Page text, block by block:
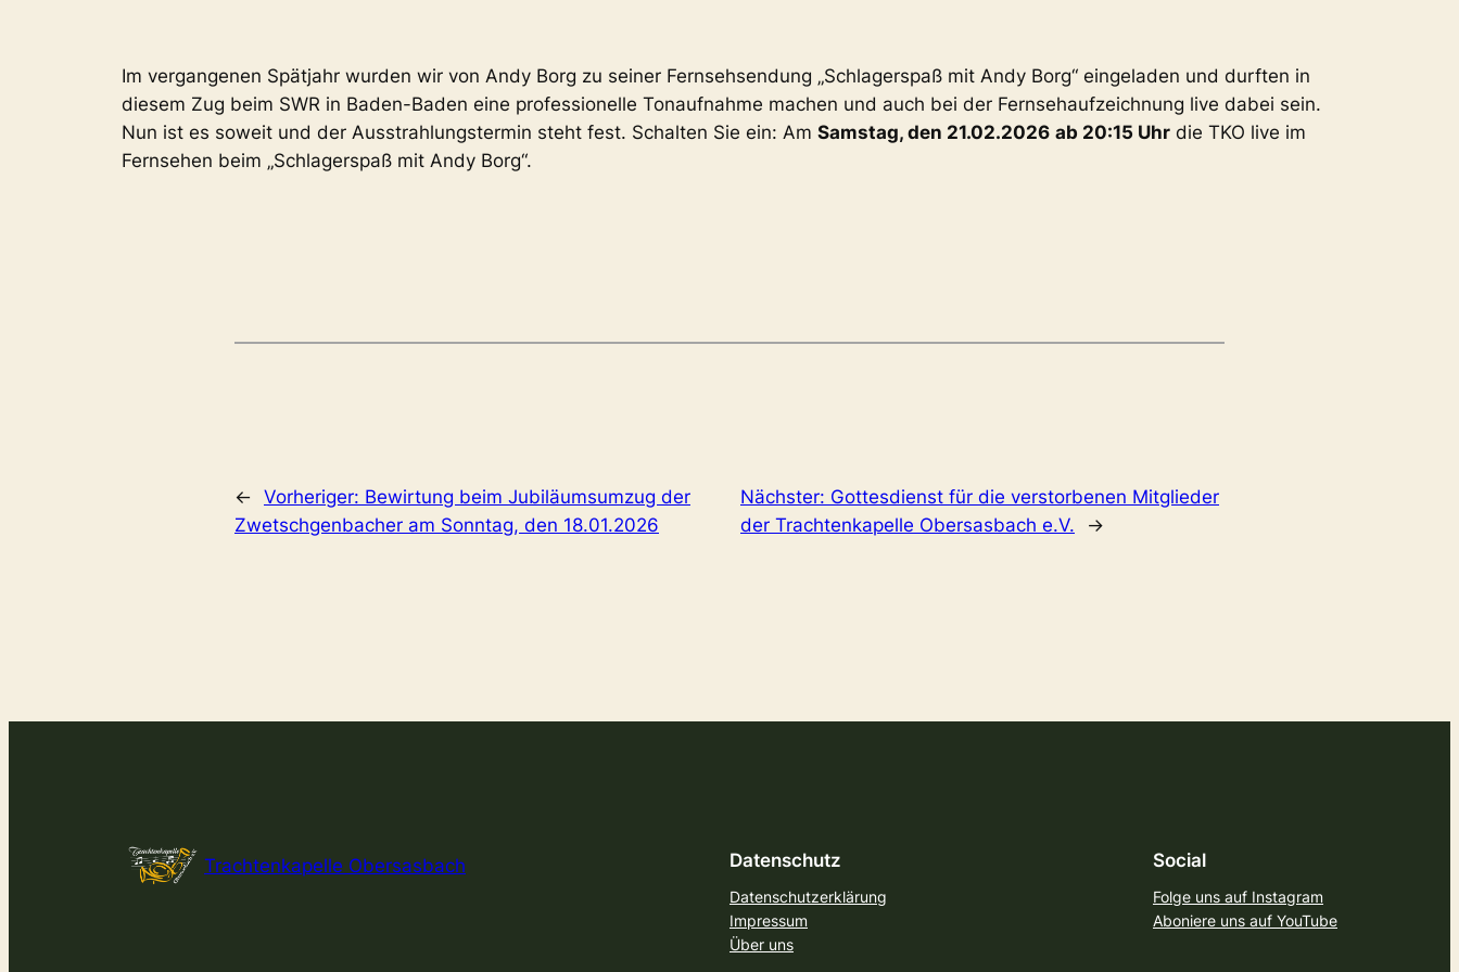
Im vergangenen Spätjahr wurden wir von Andy Borg zu seiner Fernsehsendung „Schlagerspaß mit Andy Borg“ eingeladen und durften in
diesem Zug beim SWR in Baden-Baden eine professionelle Tonaufnahme machen und auch bei der Fernsehaufzeichnung live dabei sein.
Nun ist es soweit und der Ausstrahlungstermin steht fest. Schalten Sie ein: Am Samstag, den 21.02.2026 ab 20:15 Uhr die TKO live im
Fernsehen beim „Schlagerspaß mit Andy Borg“.
← Vorheriger: Bewirtung beim Jubiläumsumzug der
Zwetschgenbacher am Sonntag, den 18.01.2026
Nächster: Gottesdienst für die verstorbenen Mitglieder
der Trachtenkapelle Obersasbach e.V.
→
Trachtenkapelle Obersasbach Datenschutz
Datenschutzerklärung
Impressum
Über uns
Social
Folge uns auf Instagram
Aboniere uns auf YouTube